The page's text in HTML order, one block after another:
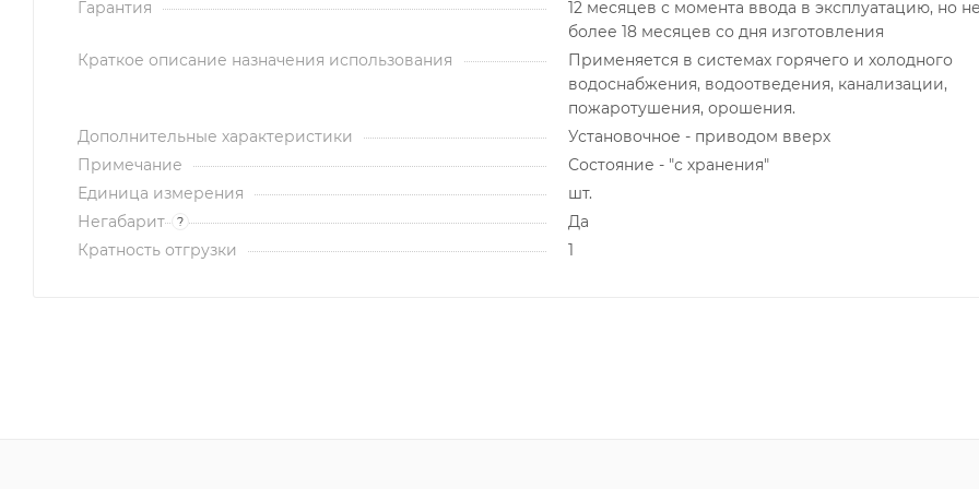
Гарантия
12 месяцев с момента ввода в эксплуатацию, но
более 18 месяцев со дня изготовления
Краткое описание назначения использования
Применяется в системах горячего и холодного
водоснабжения, водоотведения, канализации,
пожаротушения, орошения.
Дополнительные характеристики
Установочное - приводом вверх
Примечание
Состояние - "с хранения"
Единица измерения
шт.
Негабарит
?
Да
Кратность отгрузки
1